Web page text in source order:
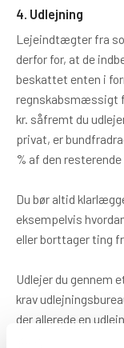
4. Udlejning
Lejeindtægter fra
derfor for, at de
beskattet enten i
regnskabsmæssigt
kr. såfremt du
privat, er
% af den
Du bør altid
eksempelvis
eller borttager ting
Udlejer du gennem
krav
der allerede en
som du bliver